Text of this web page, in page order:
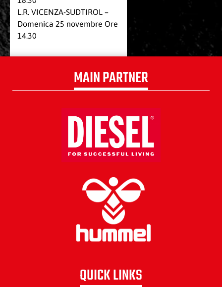
L.R. VICENZA-SUDTIROL –
Domenica 25 novembre Ore
14.30
MAIN PARTNER
QUICK LINKS